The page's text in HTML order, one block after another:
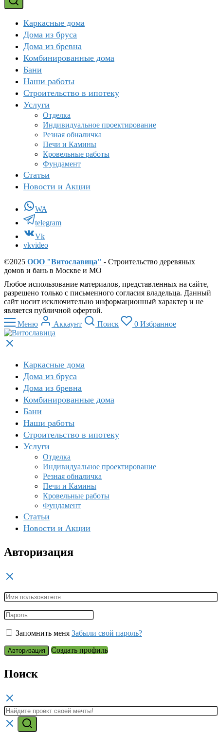
Каркасные дома
Дома из бруса
Дома из бревна
Комбинированные дома
Бани
Наши работы
Строительство в ипотеку
Услуги
Отделка
Индивидуальное проектирование
Резная обналичка
Печи и Камины
Кровельные работы
Фундамент
Статьи
Новости и Акции
WA
telegram
Vk
vkvideo
©2025 ООО "Витославица" - Строительство деревяных
домов и бань в Москве и МО
Любое использование материалов, представленных на сайте,
разрешено только с письменного согласия владельца. Данный
сайт носит исключительно информационный характер и не
является публичной офертой.
Меню
Аккаунт Поиск 0 Избранное
Каркасные дома
Дома из бруса
Дома из бревна
Комбинированные дома
Бани
Наши работы
Строительство в ипотеку
Услуги
Отделка
Индивидуальное проектирование
Резная обналичка
Печи и Камины
Кровельные работы
Фундамент
Статьи
Новости и Акции
Авторизация
Запомнить меня Забыли свой пароль?
Авторизация Создать профиль
Поиск